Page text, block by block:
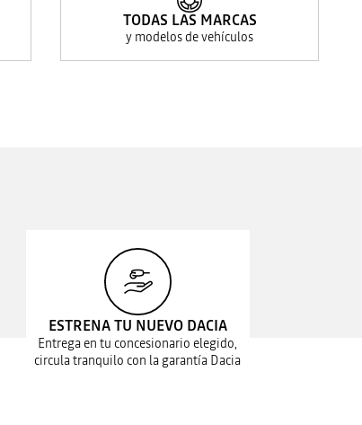
TODAS LAS MARCAS
y modelos de vehículos
ESTRENA TU NUEVO DACIA
Entrega en tu concesionario elegido,
circula tranquilo con la garantía Dacia